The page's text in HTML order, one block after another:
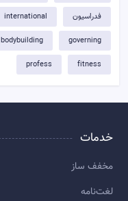
فدراسیون international
governing
bodybuilding
fitness
profess
خدمات
مخفف ساز
لغت‌نامه